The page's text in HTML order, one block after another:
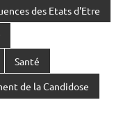
des Etats d'Etre
Santé
de la Candidose